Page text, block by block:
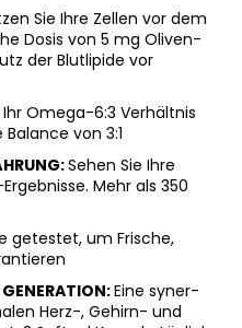
Sie Ihre Zellen vor dem
Dosis von 5 mg Oliven-
der Blutlipide vor
Ihr Omega-6:3 Verhältnis
von 3:1
Sehen Sie Ihre
Mehr als 350
getestet, um Frische,
Eine syner-
Herz-, Gehirn- und